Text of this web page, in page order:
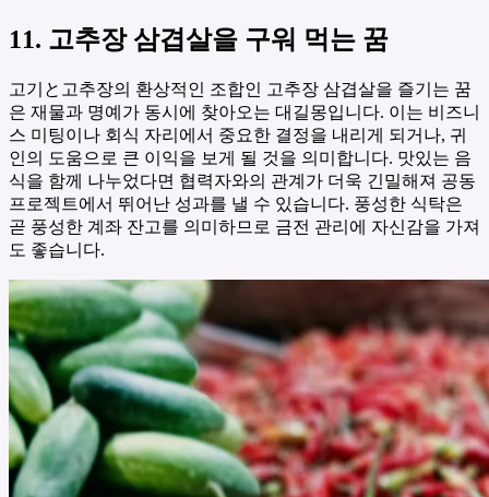
11. 고추장 삼겹살을 구워 먹는 꿈
고기と고추장의 환상적인 조합인 고추장 삼겹살을 즐기는 꿈
은 재물과 명예가 동시에 찾아오는 대길몽입니다. 이는 비즈니
스 미팅이나 회식 자리에서 중요한 결정을 내리게 되거나, 귀
인의 도움으로 큰 이익을 보게 될 것을 의미합니다. 맛있는 음
식을 함께 나누었다면 협력자와의 관계가 더욱 긴밀해져 공동
프로젝트에서 뛰어난 성과를 낼 수 있습니다. 풍성한 식탁은
곧 풍성한 계좌 잔고를 의미하므로 금전 관리에 자신감을 가져
도 좋습니다.